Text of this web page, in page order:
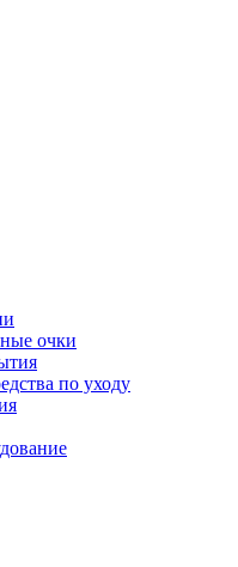
очки
по уходу